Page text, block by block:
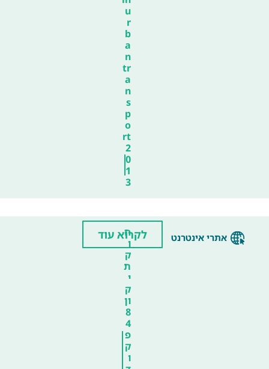
u
r
b
a
n
tr
a
n
s
p
o
rt
2
0
1
3
אתרי אינטרנט
ח
ו
ק
ת
י
ק
ון
8
4
פ
ק
ו
לקרוא עוד